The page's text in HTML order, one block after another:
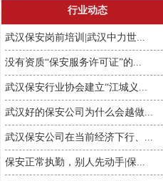
行业动态
武汉保安岗前培训|武汉中力世...
没有资质“保安服务许可证”的...
武汉保安行业协会建立“江城义...
武汉好的保安公司为什么会越做...
武汉保安公司在当前经济下行、...
保安正常执勤，别人先动手|保...